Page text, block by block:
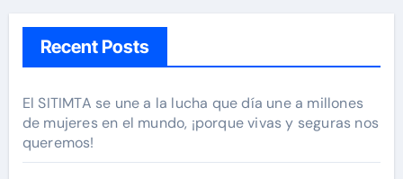
Recent Posts
El SITIMTA se une a la lucha que día une a millones
de mujeres en el mundo, ¡porque vivas y seguras nos
queremos!